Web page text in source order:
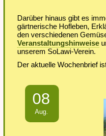
Darüber hinaus gibt es
gärtnerische Hofleben,
den verschiedenen
Veranstaltungshinweise
unserem SoLawi-Verein.
Der aktuelle Wochenbrief
08
Aug.